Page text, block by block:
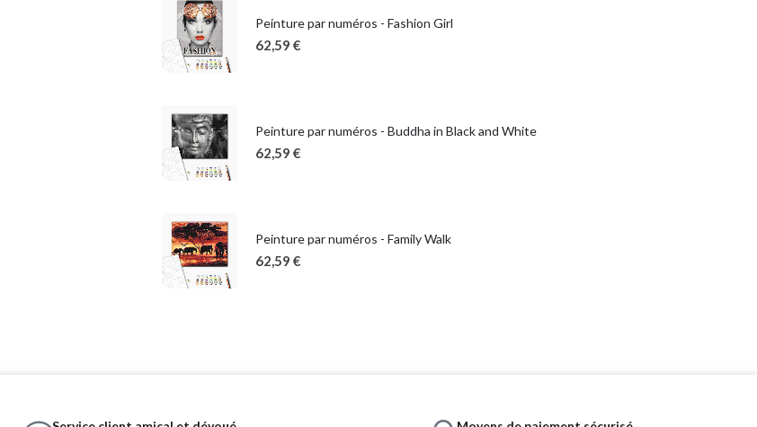
Peinture par numéros - Fashion Girl
62,59 €
Peinture par numéros - Buddha in Black and White
62,59 €
Peinture par numéros - Family Walk
62,59 €